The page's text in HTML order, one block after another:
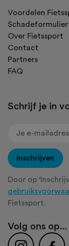
Voordelen
Schadeformulier
Over Fietssport
Contact
Partners
FAQ
Schrijf je in
Inschrijven
Door op
Fietssport.
Volg ons op...